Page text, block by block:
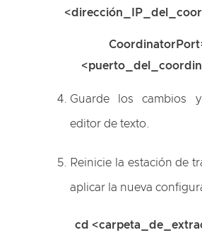
Guarde los cambios
editor de texto.
Reinicie la estación de
aplicar la nueva
cd